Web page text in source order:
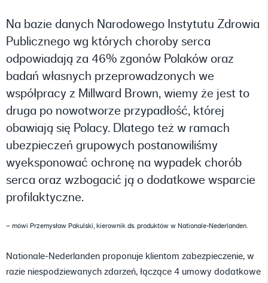
Na bazie danych Narodowego Instytutu Zdrowia
Publicznego wg których choroby serca
odpowiadają za 46% zgonów Polaków oraz
badań własnych przeprowadzonych we
współpracy z Millward Brown, wiemy że jest to
druga po nowotworze przypadłość, której
obawiają się Polacy. Dlatego też w ramach
ubezpieczeń grupowych postanowiliśmy
wyeksponować ochronę na wypadek chorób
serca oraz wzbogacić ją o dodatkowe wsparcie
profilaktyczne.
– mówi Przemysław Pakulski, kierownik ds. produktów w Nationale-Nederlanden.
Nationale-Nederlanden proponuje klientom zabezpieczenie, w
razie niespodziewanych zdarzeń, łączące 4 umowy dodatkowe